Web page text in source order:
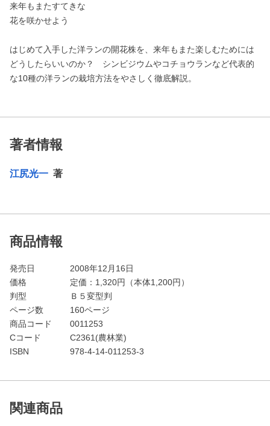
来年もまたすてきな
花を咲かせよう
はじめて入手した洋ランの開花株を、来年もまた楽しむためには
どうしたらいいのか？ シンビジウムやコチョウランなど代表的
な10種の洋ランの栽培方法をやさしく徹底解説。
著者情報
江尻光一 著
商品情報
発売日
2008年12月16日
価格
定価： 1,320円（本体1,200円）
判型
Ｂ５変型判
ページ数
160ページ
商品コード
0011253
Cコード
C2361(農林業)
ISBN
978-4-14-011253-3
関連商品